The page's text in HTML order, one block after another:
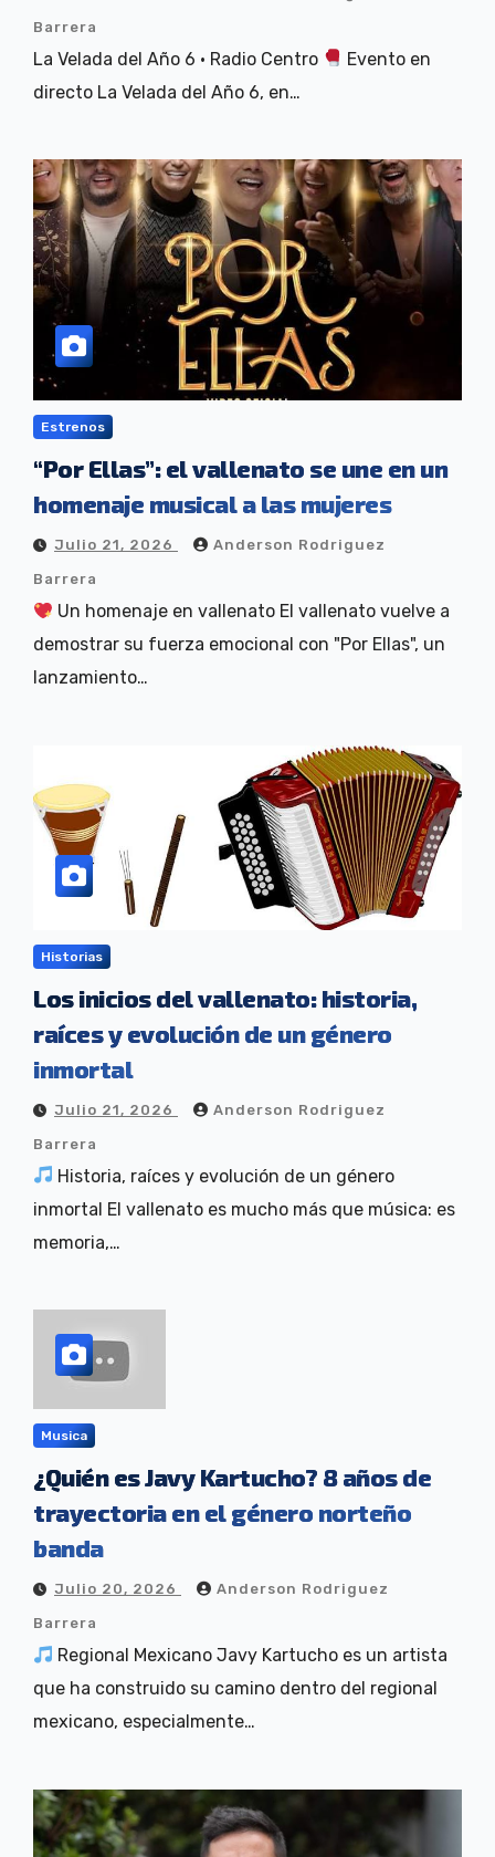
Barrera
La Velada del Año 6 · Radio Centro
Evento en
directo La Velada del Año 6, en…
Estrenos
“Por Ellas”: el vallenato se une en un
homenaje musical a las mujeres
Julio 21, 2026 Anderson Rodriguez
Barrera
Un homenaje en vallenato El vallenato vuelve a
demostrar su fuerza emocional con "Por Ellas", un
lanzamiento…
Historias
Los inicios del vallenato: historia,
raíces y evolución de un género
inmortal
Julio 21, 2026 Anderson Rodriguez
Barrera
Historia, raíces y evolución de un género
inmortal El vallenato es mucho más que música: es
memoria,…
Musica
¿Quién es Javy Kartucho? 8 años de
trayectoria en el género norteño
banda
Julio 20, 2026 Anderson Rodriguez
Barrera
Regional Mexicano Javy Kartucho es un artista
que ha construido su camino dentro del regional
mexicano, especialmente…